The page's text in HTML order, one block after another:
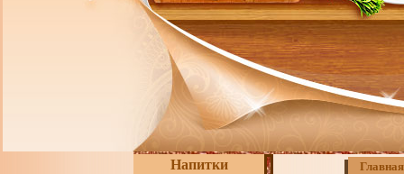
Напитки Главная